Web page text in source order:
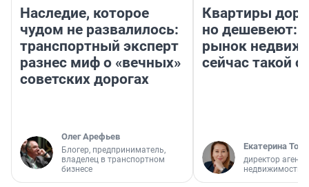
Наследие, которое
чудом не развалилось:
транспортный эксперт
разнес миф о «вечных»
советских дорогах
Олег Арефьев
Блогер, предприниматель,
владелец в транспортном
бизнесе
Квартиры
но дешевеют:
рынок
сейчас такой
Екатерина
директор
недвижимости